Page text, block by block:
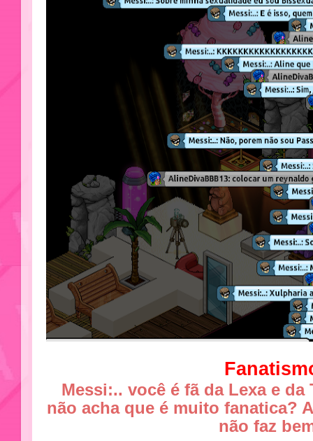
Messi:.. você é fã da Lexa e
não acha que é muito fanatica?
não faz